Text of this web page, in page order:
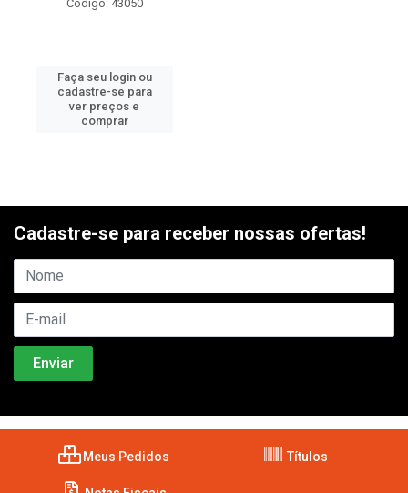
Código: 43050
Faça seu login ou
cadastre-se para
ver preços e
comprar
Cadastre-se para receber nossas ofertas!
Meus Pedidos Títulos